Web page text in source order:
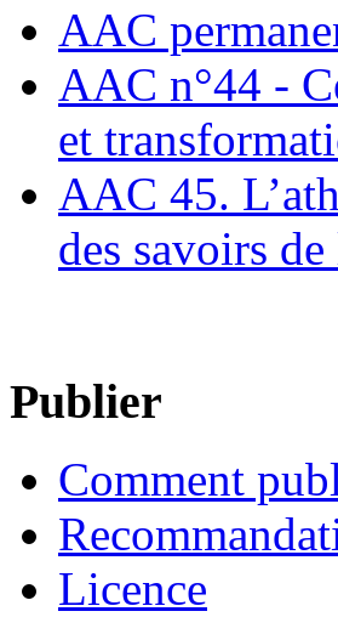
AAC
AAC n°44 -
et
AAC 45.
des savoirs
Publier
Comment
Licence